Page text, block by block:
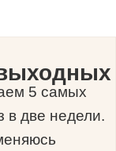
5 самых
в две недели.